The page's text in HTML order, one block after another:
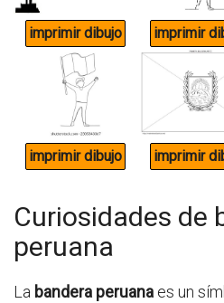
Curiosidades de
peruana
La bandera peruana es un